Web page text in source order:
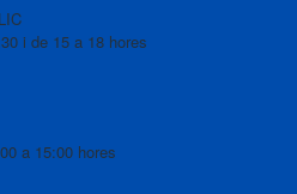
i de 15 a 18 hores
a 15:00 hores